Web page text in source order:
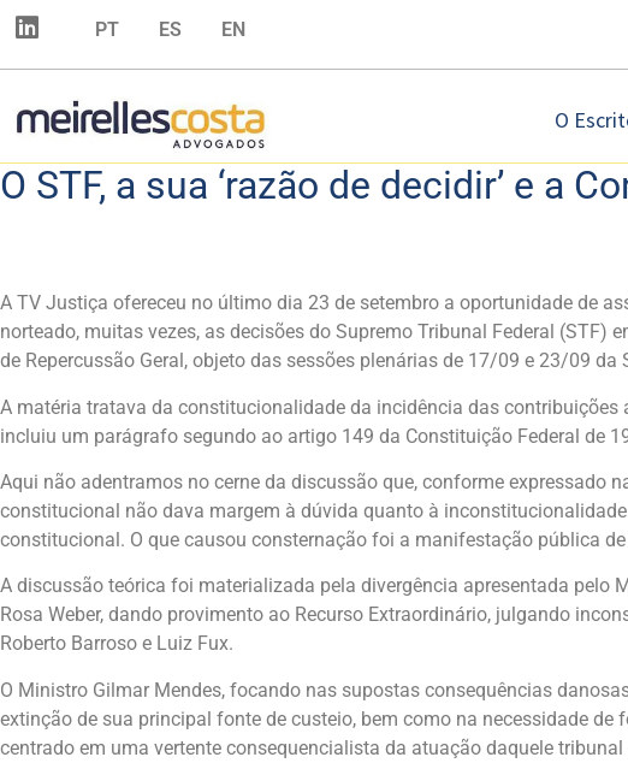
PT ES EN
O
O STF, a sua ‘razão de decidir’ e a
A TV Justiça ofereceu no último dia 23 de setembro a oportunidade de
norteado, muitas vezes, as decisões do Supremo Tribunal Federal
de Repercussão Geral, objeto das sessões plenárias de 17/09 e 23/09 da
A matéria tratava da constitucionalidade da incidência das contribuições
incluiu um parágrafo segundo ao artigo 149 da Constituição Federal de
Aqui não adentramos no cerne da discussão que, conforme expressado
constitucional não dava margem à dúvida quanto à
constitucional. O que causou consternação foi a manifestação pública
A discussão teórica foi materializada pela divergência apresentada pelo
Rosa Weber, dando provimento ao Recurso Extraordinário, julgando
Roberto Barroso e Luiz Fux.
O Ministro Gilmar Mendes, focando nas supostas consequências
extinção de sua principal fonte de custeio, bem como na necessidade
centrado em uma vertente consequencialista da atuação daquele